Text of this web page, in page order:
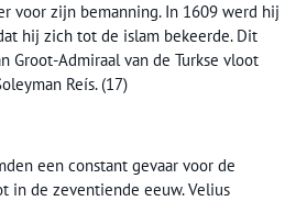
voor zijn bemanning. In 1609 werd hij
hij zich tot de islam bekeerde. Dit
Groot-Admiraal van de Turkse vloot
Reís. (17)
een constant gevaar voor de
in de zeventiende eeuw. Velius